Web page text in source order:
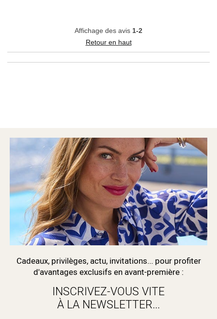
Affichage des avis 1-2
Retour en haut
Cadeaux, privilèges, actu, invitations... pour profiter
d'avantages exclusifs en avant-première :
INSCRIVEZ-VOUS VITE
À LA NEWSLETTER...